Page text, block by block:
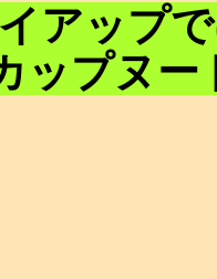
アップ
ップヌ